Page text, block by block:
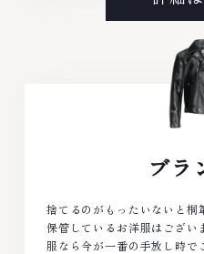
ブラ
捨てるのがもったいないと桐
保管しているお洋服はござい
服なら今が一番の手放し時